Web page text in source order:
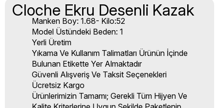
Cloche Ekru Desenli Kazak
Manken Boy: 1.68- Kilo:52
Model Üstündeki Beden: 1
Yerli Üretim
Yıkama Ve Kullanım Talimatları Ürünün İçinde
Bulunan Etikette Yer Almaktadır
Güvenli Alışveriş Ve Taksit Seçenekleri
Ücretsiz Kargo
Ürünlerimizin Tamamı; Gerekli Tüm Hijyen Ve